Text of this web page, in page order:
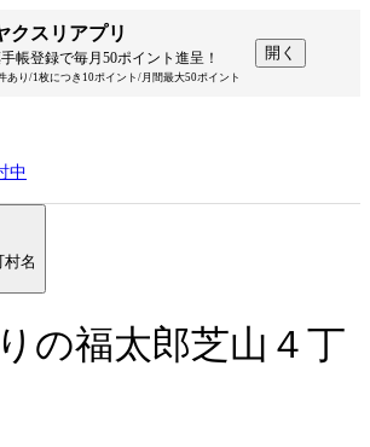
クスリアプリ
帳登録で毎月50ポイント進呈！
あり/1枚につき10ポイント/月間最大50ポイント
開く
中
名
の福太郎芝山４丁
時間を短く！
時間を短く！